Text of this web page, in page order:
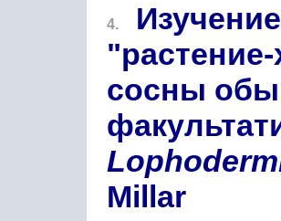
4.
сосны
Millar